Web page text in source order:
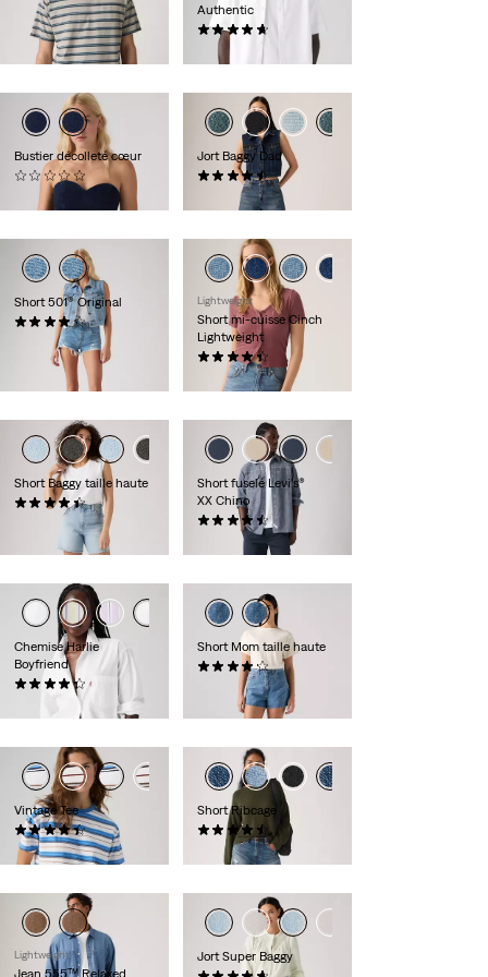
39,95 €
Authentic
59,95 €
Bustier décolleté cœur
(0)
64,95 €
Jort Baggy Dad
(257)
74,95 €
Short 501® Original
(693)
64,95 €
Lightweight
Short mi-cuisse Cinch
Lightweight
(473)
54,95 €
Short Baggy taille haute
(334)
Short fuselé Levi's®
XX Chino
(254)
59,95 €
Chemise Harlie
Boyfriend
(147)
Short Mom taille haute
(358)
49,95 €
Vintage Tee
(54)
39,95 €
Short Ribcage
(100)
69,95 €
Lightweight
Jean 555™ Relaxed
Jort Super Baggy